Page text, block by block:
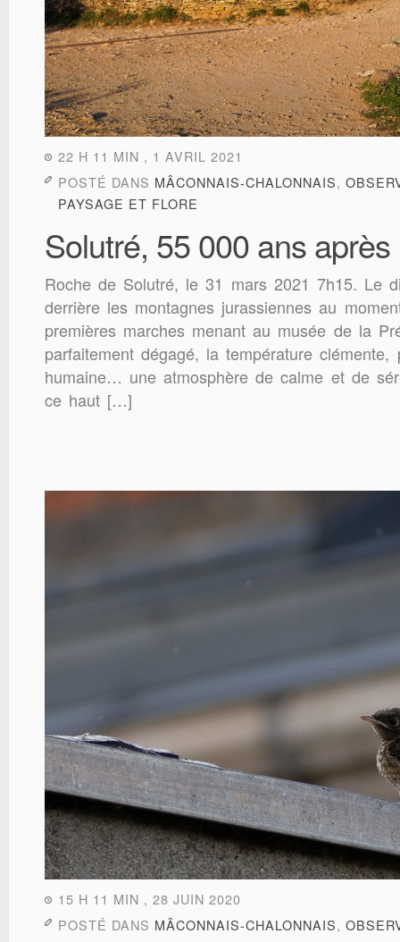
22 H 11 MIN , 1 AVRIL 2021
POSTÉ DANS MÂCONNAIS-CHALONNAIS,
PAYSAGE ET FLORE
Solutré, 55 000 ans après
Roche de Solutré, le 31 mars 2021 7h15. Le
derrière les montagnes jurassiennes au
premières marches menant au musée de la
parfaitement dégagé, la température
humaine… une atmosphère de calme et de
ce haut […]
15 H 11 MIN , 28 JUIN 2020
POSTÉ DANS MÂCONNAIS-CHALONNAIS,